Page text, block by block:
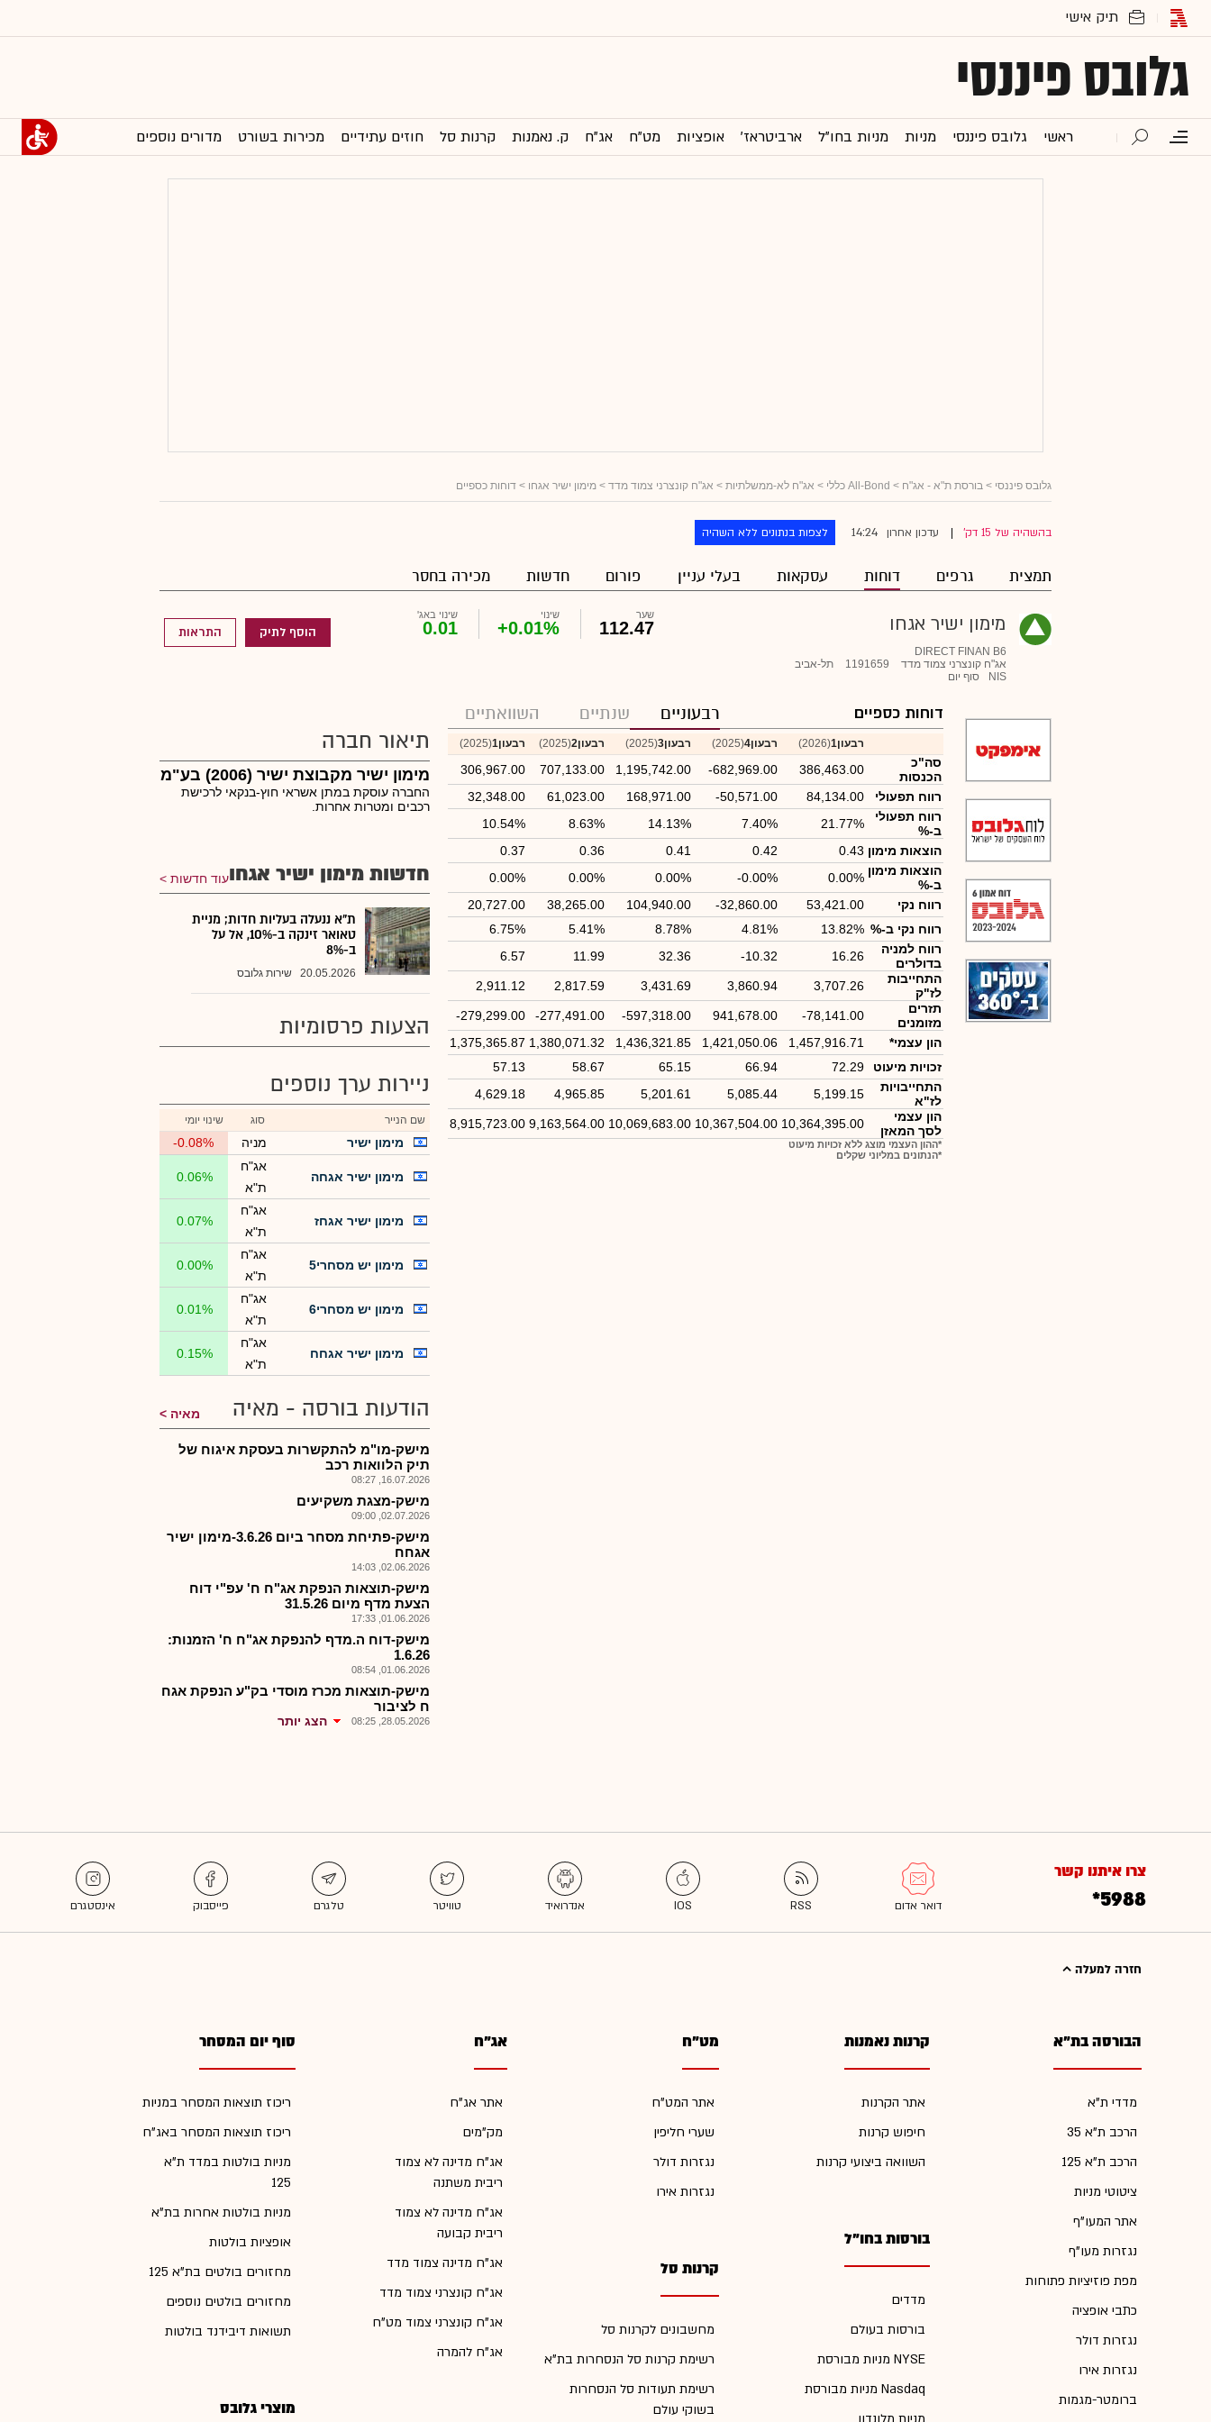
גלובס פיננסי
ראשי גלובס פיננסי מניות מניות בחו"ל ארביטראז' אופציות מט"ח אג"ח ק. נאמנות קרנות סל חוזים עתידיים מכירות בשורט מדורים נוספים
גלובס פיננסי > בורסת ת"א - אג"ח > All-Bond כללי > אג"ח לא-ממשלתיות > אג"ח קונצרני צמוד מדד > מימון ישיר אגחו > דוחות כספיים
בהשהיה של 15 דק' עדכון אחרון 14:24 לצפות בנתונים ללא השהיה
תמצית גרפים דוחות עסקאות בעלי עניין פורום חדשות מכירה בחסר
מימון ישיר אגחו
DIRECT FINAN B6
אג"ח קונצרני צמוד מדד
1191659
תל-אביב
NIS
סוף יום
שער
112.47
שינוי
+0.01%
שינוי באג'
0.01 הוסף לתיק התראות
דוחות כספיים רבעוניים שנתיים השוואתיים
רבעון1 (2026) רבעון4 (2025) רבעון3 (2025) רבעון2 (2025) רבעון1 (2025)
סה"כ
הכנסות
386,463.00
-682,969.00
1,195,742.00
707,133.00
306,967.00
רווח תפעולי
84,134.00
-50,571.00
168,971.00
61,023.00
32,348.00
רווח תפעולי
ב-%
21.77%
7.40%
14.13%
8.63%
10.54%
הוצאות מימון 0.43
0.42
0.41
0.36
0.37
הוצאות מימון
ב-%
0.00%
-0.00%
0.00%
0.00%
0.00%
רווח נקי
53,421.00
-32,860.00
104,940.00
38,265.00
20,727.00
רווח נקי ב-% 13.82%
4.81%
8.78%
5.41%
6.75%
רווח למניה
בדולרים
16.26
-10.32
32.36
11.99
6.57
התחייבות
לז"ק
3,707.26
3,860.94
3,431.69
2,817.59
2,911.12
תזרים
מזומנים
-78,141.00
941,678.00
-597,318.00
-277,491.00
-279,299.00
הון עצמי*
1,457,916.71
1,421,050.06
1,436,321.85
1,380,071.32
1,375,365.87
זכויות מיעוט
72.29
66.94
65.15
58.67
57.13
התחייבויות
לז"א
5,199.15
5,085.44
5,201.61
4,965.85
4,629.18
הון עצמי
לסך המאזן
10,364,395.00
10,367,504.00
10,069,683.00
9,163,564.00
8,915,723.00
*ההון העצמי מוצג ללא זכויות מיעוט
*הנתונים במליוני שקלים
תיאור חברה
מימון ישיר מקבוצת ישיר (2006) בע"מ
החברה עוסקת במתן אשראי חוץ-בנקאי לרכישת
רכבים ומטרות אחרות.
חדשות מימון ישיר אגחועוד חדשות
ת"א ננעלה בעליות חדות; מניית
טאואר זינקה ב-10%, אל על
ב-8%
20.05.2026 שירות גלובס
הצעות פרסומיות
ניירות ערך נוספים
שם הנייר סוג שינוי יומי
מימון ישיר מניה -0.08%
מימון ישיר אגחה
אג"ח
ת"א
0.06%
מימון ישיר אגחז
אג"ח
ת"א
0.07%
מימון יש מסחרי5
אג"ח
ת"א
0.00%
מימון יש מסחרי6
אג"ח
ת"א
0.01%
מימון ישיר אגחח
אג"ח
ת"א
0.15%
הודעות בורסה - מאיה מאיה
מישק-מו"מ להתקשרות בעסקת איגוח של
תיק הלוואות רכב
16.07.2026, 08:27
מישק-מצגת משקיעים
02.07.2026, 09:00
מישק-פתיחת מסחר ביום 3.6.26-מימון ישיר
אגחח
02.06.2026, 14:03
מישק-תוצאות הנפקת אג"ח ח' עפ"י דוח
הצעת מדף מיום 31.5.26
01.06.2026, 17:33
מישק-דוח ה.מדף להנפקת אג"ח ח' הזמנות:
1.6.26
01.06.2026, 08:54
מישק-תוצאות מכרז מוסדי בק"ע הנפקת אגח
ח לציבור
28.05.2026, 08:25 הצג יותר
צרו איתנו קשר
*5988
חזרה למעלה
הבורסה בת"א
מדדי ת"א
הרכב ת"א 35
הרכב ת"א 125
ציטוטי מניות
אתר המעו"ף
נגזרות מעו"ף
מפת פוזיציות פתוחות
כתבי אופציה
נגזרות דולר
נגזרות אירו
ברומטר-מגמות
קרנות נאמנות
אתר הקרנות
חיפוש קרנות
השוואה ביצועי קרנות
בורסות בחו"ל
מדדים
בורסות בעולם
מניות מבורסת NYSE
מניות מבורסת Nasdaq
מט"ח
אתר המט"ח
שערי חליפין
נגזרות דולר
נגזרות אירו
קרנות סל
מחשבונים לקרנות סל
רשימת קרנות סל הנסחרות בת"א
רשימת תעודות סל הנסחרות
בשוקי עולם
אג"ח
אתר אג"ח
מק"מים
אג"ח מדינה לא צמוד
ריבית משתנה
אג"ח מדינה לא צמוד
ריבית קבועה
אג"ח מדינה צמוד מדד
אג"ח קונצרני צמוד מדד
אג"ח קונצרני צמוד מט"ח
אג"ח להמרה
סוף יום המסחר
ריכוז תוצאות המסחר במניות
ריכוז תוצאות המסחר באג"ח
מניות בולטות במדד ת"א
125
מניות בולטות אחרות בת"א
אופציות בולטות
מחזורים בולטים בת"א 125
מחזורים בולטים נוספים
תשואות דיבידנד בולטות
מוצרי גלובס